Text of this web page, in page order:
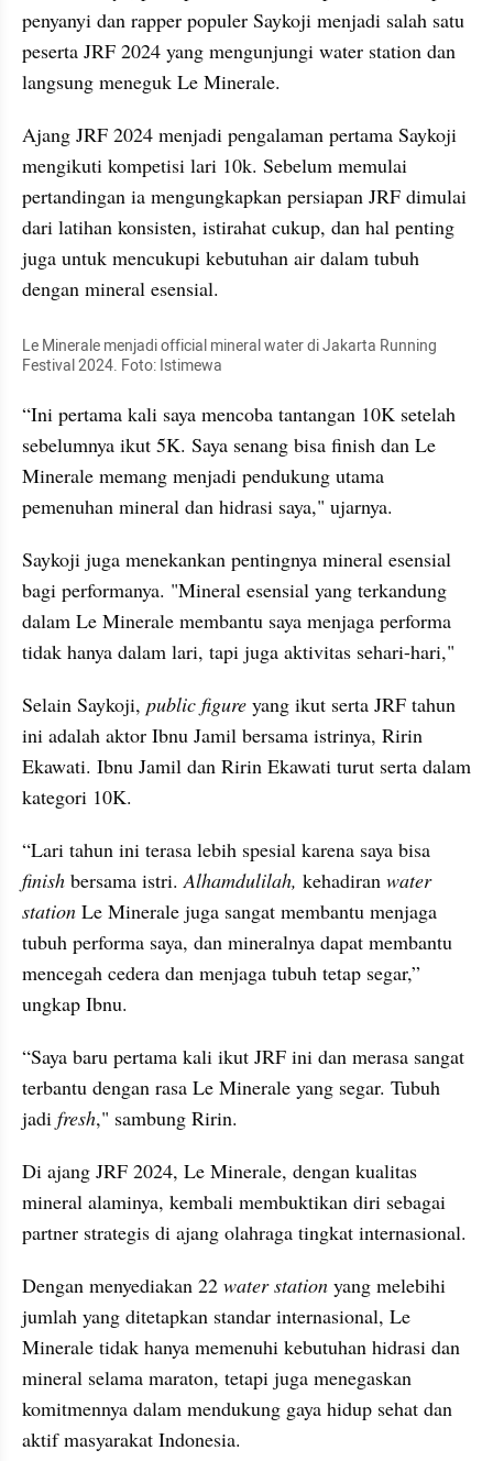
penyanyi dan rapper populer Saykoji menjadi salah satu
peserta JRF 2024 yang mengunjungi water station dan
langsung meneguk Le Minerale.
Ajang JRF 2024 menjadi pengalaman pertama Saykoji
mengikuti kompetisi lari 10k. Sebelum memulai
pertandingan ia mengungkapkan persiapan JRF dimulai
dari latihan konsisten, istirahat cukup, dan hal penting
juga untuk mencukupi kebutuhan air dalam tubuh
dengan mineral esensial.
Le Minerale menjadi official mineral water di Jakarta Running
Festival 2024. Foto: Istimewa
“Ini pertama kali saya mencoba tantangan 10K setelah
sebelumnya ikut 5K. Saya senang bisa finish dan Le
Minerale memang menjadi pendukung utama
pemenuhan mineral dan hidrasi saya," ujarnya.
Saykoji juga menekankan pentingnya mineral esensial
bagi performanya. "Mineral esensial yang terkandung
dalam Le Minerale membantu saya menjaga performa
tidak hanya dalam lari, tapi juga aktivitas sehari-hari,"
Selain Saykoji, public figure yang ikut serta JRF tahun
ini adalah aktor Ibnu Jamil bersama istrinya, Ririn
Ekawati. Ibnu Jamil dan Ririn Ekawati turut serta dalam
kategori 10K.
finish bersama istri. Alhamdulilah, kehadiran water
station Le Minerale juga sangat membantu menjaga
tubuh performa saya, dan mineralnya dapat membantu
mencegah cedera dan menjaga tubuh tetap segar,”
ungkap Ibnu.
“Saya baru pertama kali ikut JRF ini dan merasa sangat
terbantu dengan rasa Le Minerale yang segar. Tubuh
jadi fresh," sambung Ririn.
Di ajang JRF 2024, Le Minerale, dengan kualitas
mineral alaminya, kembali membuktikan diri sebagai
partner strategis di ajang olahraga tingkat internasional.
Dengan menyediakan 22 water station yang melebihi
jumlah yang ditetapkan standar internasional, Le
Minerale tidak hanya memenuhi kebutuhan hidrasi dan
mineral selama maraton, tetapi juga menegaskan
komitmennya dalam mendukung gaya hidup sehat dan
aktif masyarakat Indonesia.